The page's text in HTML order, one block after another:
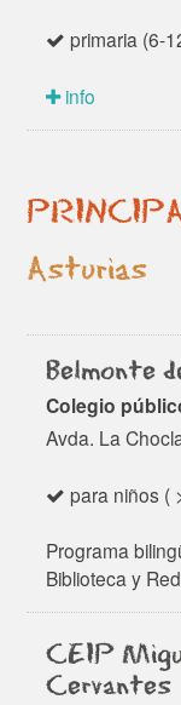
primaria (6-
info
Asturias
Belmonte
Colegio
Avda. La
para niños (
Programa
Biblioteca y
CEIP
Cervantes